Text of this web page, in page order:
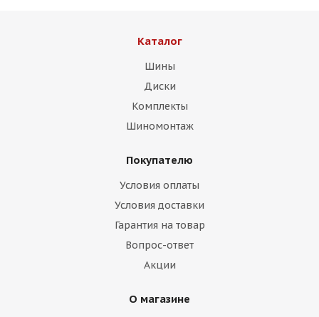
HMD 3056 8j-18 5*112 ET35 d66,45 GBF+MF
Каталог
Шины
Диски
Комплекты
Шиномонтаж
Покупателю
Условия оплаты
Условия доставки
Гарантия на товар
Вопрос-ответ
Акции
О магазине